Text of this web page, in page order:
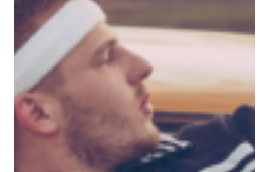
Wer in den 80er und 90er-Jahren aufwuchs, erinnert sich
bestimmt noch gut an lange Autofahrten in den Süden,
den Geruch der Polstersitze, das sanfte Brummen des
Kadetts, des Passats oder des 5er Touring BMWs und an
das besondere Lebensgefühl dieser Zeit.
Heute sind die Autos dieser Jahre echte Kultfahrzeuge,
denen wir bei OCC besondere Aufmerksamkeit schenken.
Nicht jedem ist bewusst, dass sein Fahrzeug ein
Youngtimer oder sogar schon Oldtimer ist und neben viel
Aufmerksamkeit auch eine besondere Versicherung